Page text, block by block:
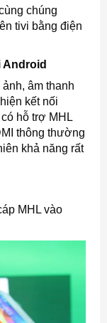
chúng
tivi bằng điện
âm thanh
kết nối
hỗ trợ MHL
thông thường
khả năng rất
MHL vào